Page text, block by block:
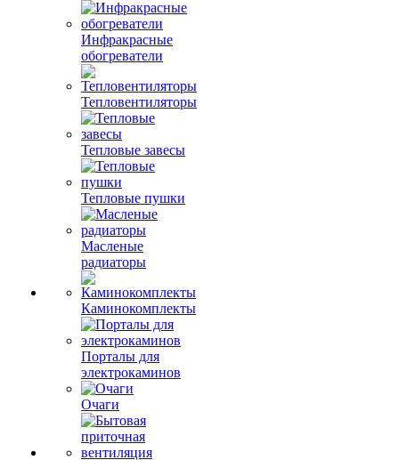
Инфракрасные
обогреватели
Тепловентиляторы
Тепловые завесы
Тепловые пушки
Масленые
радиаторы
Каминокомплекты
Порталы для
электрокаминов
Очаги